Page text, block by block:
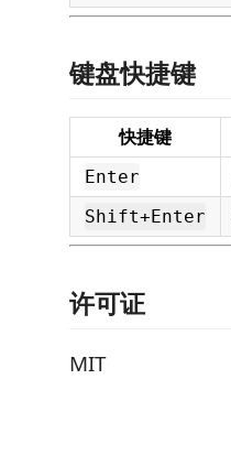
键盘快捷键
快捷键
Enter
Shift+Enter
许可证
MIT